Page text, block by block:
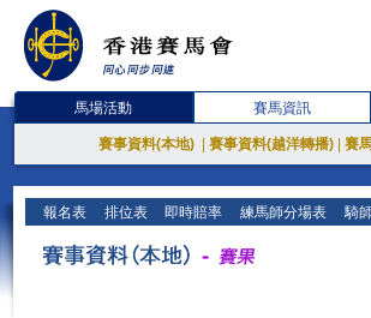
馬場活動 賽馬資訊
賽事資料(本地) 賽事資料(越洋轉播) 賽
報名表 排位表 即時賠率 練馬師分場表 騎